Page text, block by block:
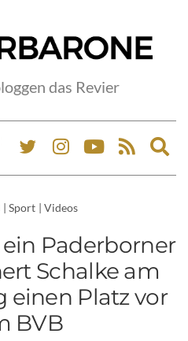
das Revier
| Sport | Videos
Paderborner
Schalke am
einen Platz vor
BVB